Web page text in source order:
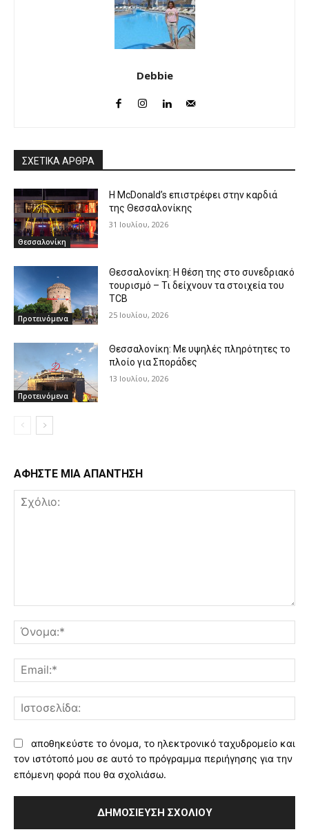
Debbie
ΣΧΕΤΙΚΑ ΑΡΘΡΑ
Θεσσαλονίκη
Η McDonald’s επιστρέφει στην καρδιά
της Θεσσαλονίκης
31 Ιουλίου, 2026
Προτεινόμενα
Θεσσαλονίκη: Η θέση της στο συνεδριακό
τουρισμό – Τι δείχνουν τα στοιχεία του
TCB
25 Ιουλίου, 2026
Προτεινόμενα
Θεσσαλονίκη: Με υψηλές πληρότητες το
πλοίο για Σποράδες
13 Ιουλίου, 2026
ΑΦΗΣΤΕ ΜΙΑ ΑΠΑΝΤΗΣΗ
αποθηκεύστε το όνομα, το ηλεκτρονικό ταχυδρομείο και
τον ιστότοπό μου σε αυτό το πρόγραμμα περιήγησης για την
επόμενη φορά που θα σχολιάσω.